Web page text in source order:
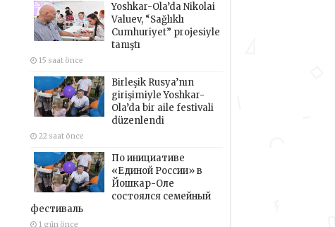
Yoshkar-Ola’da Nikolai
Valuev, “Sağlıklı
Cumhuriyet” projesiyle
tanıştı
15 saat önce
Birleşik Rusya’nın
girişimiyle Yoshkar-
Ola’da bir aile festivali
düzenlendi
22 saat önce
По инициативе
«Единой России» в
Йошкар-Оле
состоялся семейный
фестиваль
1 gün önce